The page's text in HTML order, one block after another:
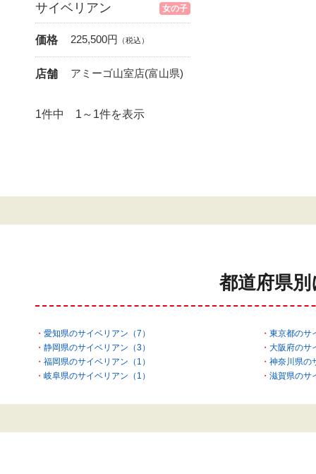
サイベリアン 女の子
価格 225,500円 （税込）
店舗 アミーゴ山室店(富山県)
1件中 1～1件を表示
都道府県
愛知県のサイベリアン（7）
東京都のサ
静岡県のサイベリアン（3）
大阪府のサ
福岡県のサイベリアン（1）
神奈川県の
岐阜県のサイベリアン（1）
滋賀県のサ